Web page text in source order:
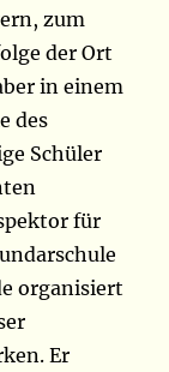
zum
der Ort
in einem
des
Schüler
für
organisiert
Er